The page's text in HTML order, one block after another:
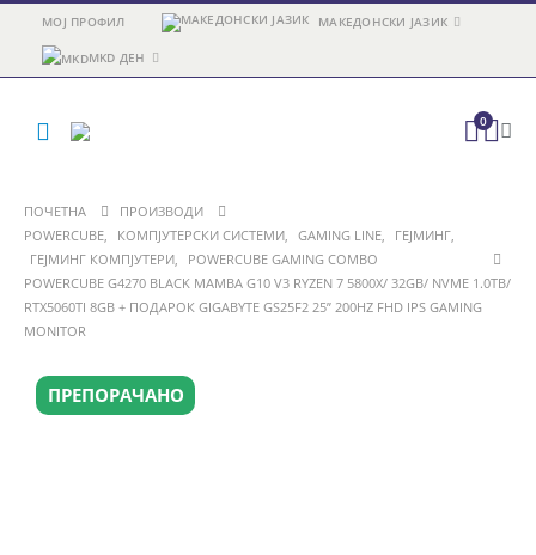
МОЈ ПРОФИЛ МАКЕДОНСКИ ЈАЗИК
MKD ДЕН
0
ПОЧЕТНА
ПРОИЗВОДИ
POWERCUBE, КОМПЈУТЕРСКИ СИСТЕМИ, GAMING LINE, ГЕЈМИНГ,
ГЕЈМИНГ КОМПЈУТЕРИ,
POWERCUBE GAMING COMBO
POWERCUBE G4270 BLACK MAMBA G10 V3 RYZEN 7 5800X/ 32GB/ NVME 1.0TB/
RTX5060TI 8GB + ПОДАРОК GIGABYTE GS25F2 25” 200HZ FHD IPS GAMING
MONITOR
ПРЕПОРАЧАНО